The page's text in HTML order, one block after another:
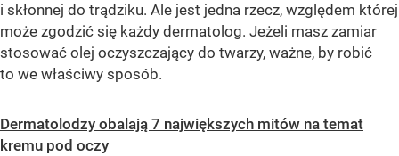
i skłonnej do trądziku. Ale jest jedna rzecz, względem której
może zgodzić się każdy dermatolog. Jeżeli masz zamiar
stosować olej oczyszczający do twarzy, ważne, by robić
to we właściwy sposób.
Dermatolodzy obalają 7 największych mitów na temat
kremu pod oczy